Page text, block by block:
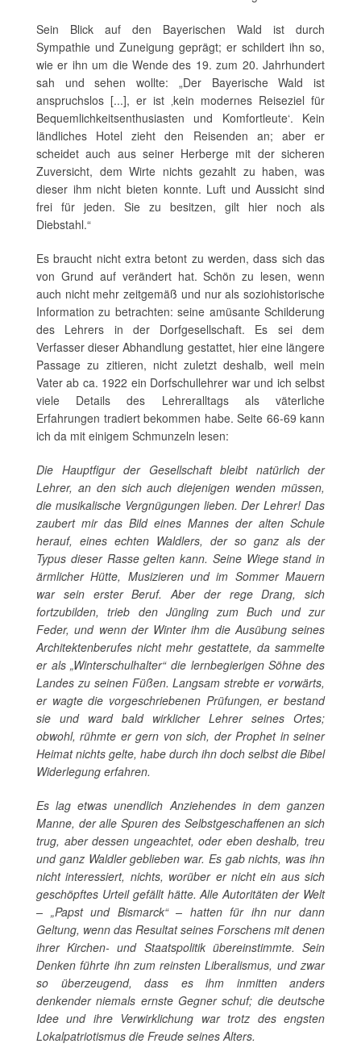
Sein Blick auf den Bayerischen Wald ist durch
Sympathie und Zuneigung geprägt; er schildert ihn so,
wie er ihn um die Wende des 19. zum 20. Jahrhundert
sah und sehen wollte: „Der Bayerische Wald ist
anspruchslos [...], er ist ‚kein modernes Reiseziel für
Bequemlichkeitsenthusiasten und Komfortleute‘. Kein
ländliches Hotel zieht den Reisenden an; aber er
scheidet auch aus seiner Herberge mit der sicheren
Zuversicht, dem Wirte nichts gezahlt zu haben, was
dieser ihm nicht bieten konnte. Luft und Aussicht sind
frei für jeden. Sie zu besitzen, gilt hier noch als
Diebstahl.“
Es braucht nicht extra betont zu werden, dass sich das
von Grund auf verändert hat. Schön zu lesen, wenn
auch nicht mehr zeitgemäß und nur als soziohistorische
Information zu betrachten: seine amüsante Schilderung
des Lehrers in der Dorfgesellschaft. Es sei dem
Verfasser dieser Abhandlung gestattet, hier eine längere
Passage zu zitieren, nicht zuletzt deshalb, weil mein
Vater ab ca. 1922 ein Dorfschullehrer war und ich selbst
viele Details des Lehreralltags als väterliche
Erfahrungen tradiert bekommen habe. Seite 66-69 kann
ich da mit einigem Schmunzeln lesen:
Die Hauptfigur der Gesellschaft bleibt natürlich der
Lehrer, an den sich auch diejenigen wenden müssen,
die musikalische Vergnügungen lieben. Der Lehrer! Das
zaubert mir das Bild eines Mannes der alten Schule
herauf, eines echten Waldlers, der so ganz als der
Typus dieser Rasse gelten kann. Seine Wiege stand in
ärmlicher Hütte, Musizieren und im Sommer Mauern
war sein erster Beruf. Aber der rege Drang, sich
fortzubilden, trieb den Jüngling zum Buch und zur
Feder, und wenn der Winter ihm die Ausübung seines
Architektenberufes nicht mehr gestattete, da sammelte
er als „Winterschulhalter“ die lernbegierigen Söhne des
Landes zu seinen Füßen. Langsam strebte er vorwärts,
er wagte die vorgeschriebenen Prüfungen, er bestand
sie und ward bald wirklicher Lehrer seines Ortes;
obwohl, rühmte er gern von sich, der Prophet in seiner
Heimat nichts gelte, habe durch ihn doch selbst die Bibel
Widerlegung erfahren.
Es lag etwas unendlich Anziehendes in dem ganzen
Manne, der alle Spuren des Selbstgeschaffenen an sich
trug, aber dessen ungeachtet, oder eben deshalb, treu
und ganz Waldler geblieben war. Es gab nichts, was ihn
nicht interessiert, nichts, worüber er nicht ein aus sich
geschöpftes Urteil gefällt hätte. Alle Autoritäten der Welt
– „Papst und Bismarck“ – hatten für ihn nur dann
Geltung, wenn das Resultat seines Forschens mit denen
ihrer Kirchen- und Staatspolitik übereinstimmte. Sein
Denken führte ihn zum reinsten Liberalismus, und zwar
so überzeugend, dass es ihm inmitten anders
denkender niemals ernste Gegner schuf; die deutsche
Idee und ihre Verwirklichung war trotz des engsten
Lokalpatriotismus die Freude seines Alters.